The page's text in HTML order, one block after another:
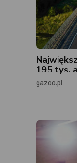
195 tys.
gazoo.pl